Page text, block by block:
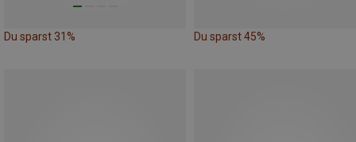
Du sparst 31% Du sparst 45%